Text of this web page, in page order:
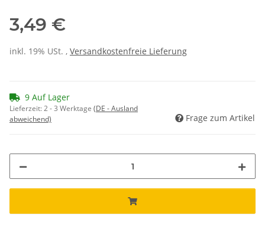
3,49 €
inkl. 19% USt. , Versandkostenfreie Lieferung
9 Auf Lager
Lieferzeit:2 - 3 Werktage (DE - Ausland
abweichend)
Frage zum Artikel